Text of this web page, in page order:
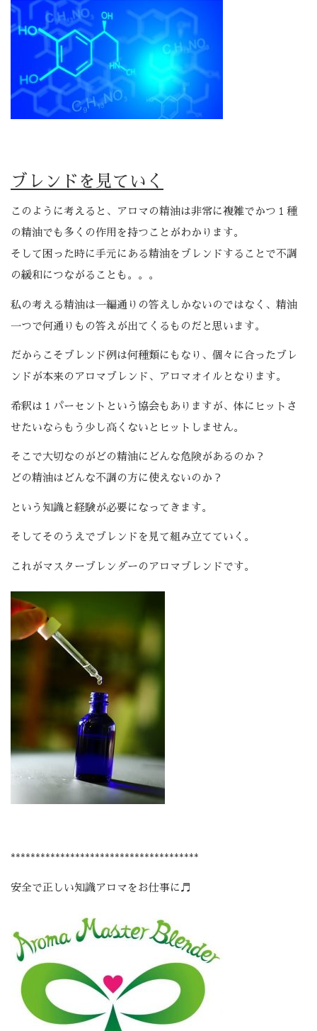
ブレンドを見ていく
このように考えると、アロマの精油は非常に複雑でかつ１種
の精油でも多くの作用を持つことがわかります。
そして困った時に手元にある精油をブレンドすることで不調
の緩和につながることも。。。
私の考える精油は一編通りの答えしかないのではなく、精油
一つで何通りもの答えが出てくるものだと思います。
だからこそブレンド例は何種類にもなり、個々に合ったブレ
ンドが本来のアロマブレンド、アロマオイルとなります。
希釈は１パーセントという協会もありますが、体にヒットさ
せたいならもう少し高くないとヒットしません。
そこで大切なのがどの精油にどんな危険があるのか？
どの精油はどんな不調の方に使えないのか？
という知識と経験が必要になってきます。
そしてそのうえでブレンドを見て組み立てていく。
これがマスターブレンダーのアロマブレンドです。
**************************************
安全で正しい知識アロマをお仕事に♬